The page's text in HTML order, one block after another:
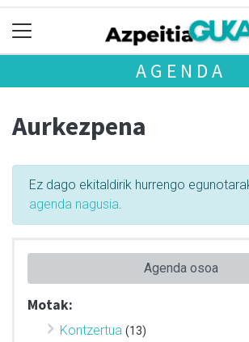
AGENDA
Aurkezpena
Ez dago ekitaldirik hurrengo
agenda nagusia
Agenda osoa
Motak:
Kontzertua (13)